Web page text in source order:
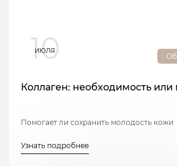
10
ИЮЛЯ
Коллаген: необходимость
Помогает ли сохранить молодость кожи
Узнать подробнее